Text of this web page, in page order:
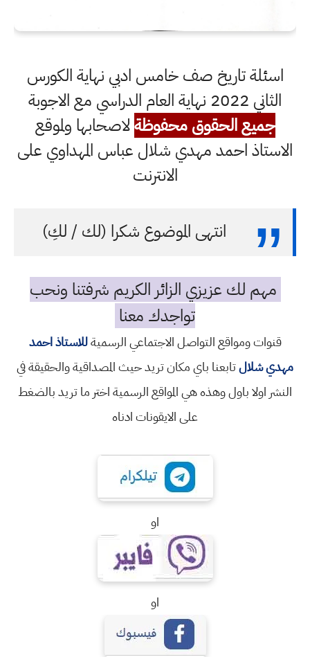
اسئلة تاريخ صف خامس ادبي نهاية الكورس
الثاني 2022 نهاية العام الدراسي مع الاجوبة
جميع الحقوق محفوظةلاصحابها ولموقع
الاستاذ احمد مهدي شلال عباس المهداوي على
الانترنت
انتهى الموضوع شكرا (لك / لكِ)
مهم لك عزيزي الزائر الكريم شرفتنا ونحب
تواجدك معنا
قنوات ومواقع التواصل الاجتماعي الرسميةللاستاذ احمد
مهدي شلالتابعنا باي مكان تريد حيث المصداقية والحقيقة في
النشر اولا باول وهذه هي المواقع الرسمية اختر ما تريد بالضغط
على الايقونات ادناه
او
او